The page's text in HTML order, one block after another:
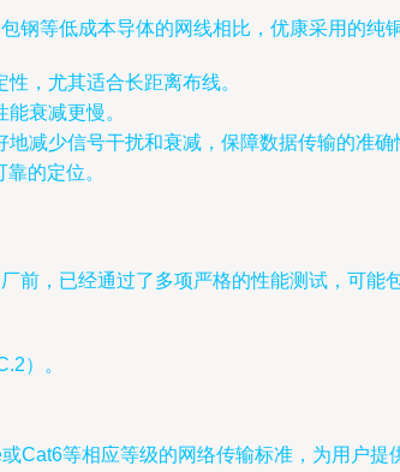
钢等低成本导体的网线相比，优康采用的纯
，尤其适合长距离布线。
衰减更慢。
减少信号干扰和衰减，保障数据传输的准确
的定位。
前，已经通过了多项严格的性能测试，可能
）。
等相应等级的网络传输标准，为用户提